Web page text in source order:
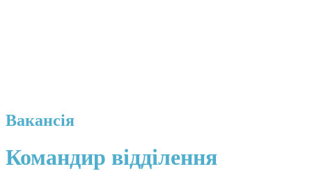
Вакансія
Командир відділення